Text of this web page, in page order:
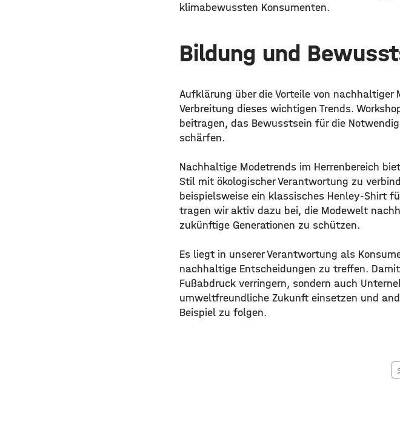
klimabewussten Konsumenten.
Bildung und
Aufklärung über die Vorteile von nachhaltiger
Verbreitung dieses wichtigen Trends.
beitragen, das Bewusstsein für die
schärfen.
Nachhaltige Modetrends im Herrenbereich
Stil mit ökologischer Verantwortung zu
beispielsweise ein klassisches Henley-Shirt
tragen wir aktiv dazu bei, die Modewelt
zukünftige Generationen zu schützen.
Es liegt in unserer Verantwortung als
nachhaltige Entscheidungen zu treffen.
Fußabdruck verringern, sondern auch
umweltfreundliche Zukunft einsetzen und
Beispiel zu folgen.